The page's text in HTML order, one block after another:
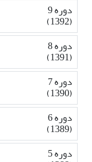
دوره 9
(1392)
دوره 8
(1391)
دوره 7
(1390)
دوره 6
(1389)
دوره 5